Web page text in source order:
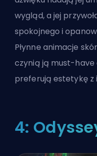
wygląd, a jej
spokojnego i
Płynne animacje
czynią ją must-have
preferują estetykę z
4: